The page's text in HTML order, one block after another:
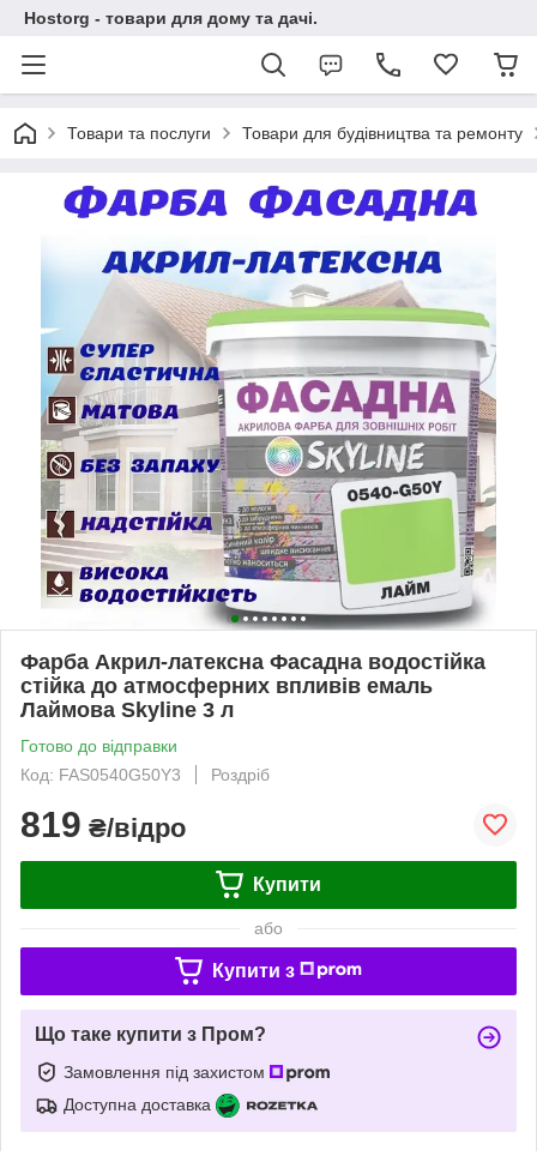
Hostorg - товари для дому та дачі.
Товари та послуги Товари для будівництва та ремонту
Фарба Акрил-латексна Фасадна водостійка
стійка до атмосферних впливів емаль
Лаймова Skyline 3 л
Готово до відправки
Код: FAS0540G50Y3
Роздріб
819 ₴/відро
Купити
або
Купити з
Що таке купити з Пром?
Замовлення під захистом
Доступна доставка